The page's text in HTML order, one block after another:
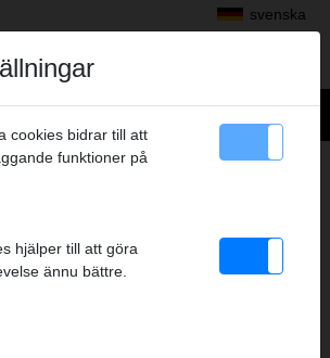
svenska
PRODUKTGRUPP
cookies bidrar till att
funktioner på
hjälper till att göra
ännu bättre.